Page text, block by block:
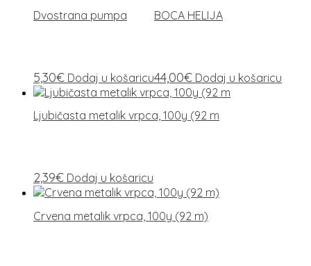
Dvostrana pumpa
5,30€ Dodaj u košaricu
BOCA HELIJA
44,00€ Dodaj u košaricu
Ljubičasta metalik vrpca, 100y (92 m
2,39€ Dodaj u košaricu
Crvena metalik vrpca, 100y (92 m)